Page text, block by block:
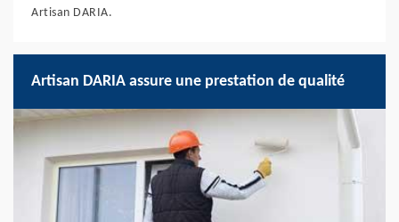
Artisan DARIA.
Artisan DARIA assure une prestation de qualité